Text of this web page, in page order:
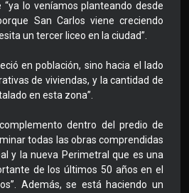
lo veníamos planteando desde
San Carlos viene creciendo
un tercer liceo en la ciudad”.
en población, sino hacia el lado
de viviendas, y la cantidad de
en esta zona”.
dentro del predio de
todas las obras comprendidas
y la nueva Perimetral que es una
de los últimos 50 años en el
Además, se está haciendo un